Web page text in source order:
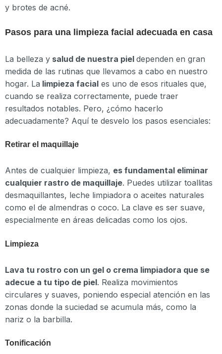
y brotes de acné.
Pasos para una limpieza facial adecuada en casa
La belleza y salud de nuestra piel dependen en gran
medida de las rutinas que llevamos a cabo en nuestro
hogar. La limpieza facial es uno de esos rituales que,
cuando se realiza correctamente, puede traer
resultados notables. Pero, ¿cómo hacerlo
adecuadamente? Aquí te desvelo los pasos esenciales:
Retirar el maquillaje
Antes de cualquier limpieza, es fundamental eliminar
cualquier rastro de maquillaje. Puedes utilizar toallitas
desmaquillantes, leche limpiadora o aceites naturales
como el de almendras o coco. La clave es ser suave,
especialmente en áreas delicadas como los ojos.
Limpieza
Lava tu rostro con un gel o crema limpiadora que se
adecue a tu tipo de piel. Realiza movimientos
circulares y suaves, poniendo especial atención en las
zonas donde la suciedad se acumula más, como la
nariz o la barbilla.
Tonificación